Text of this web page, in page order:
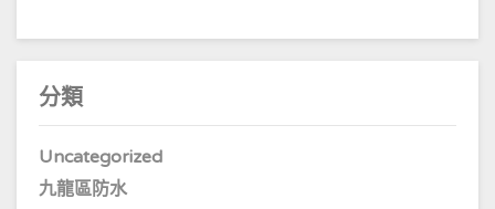
分類
Uncategorized
九龍區防水